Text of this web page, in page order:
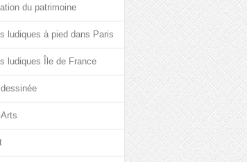
du patrimoine
ludiques à pied dans Paris
ludiques Île de France